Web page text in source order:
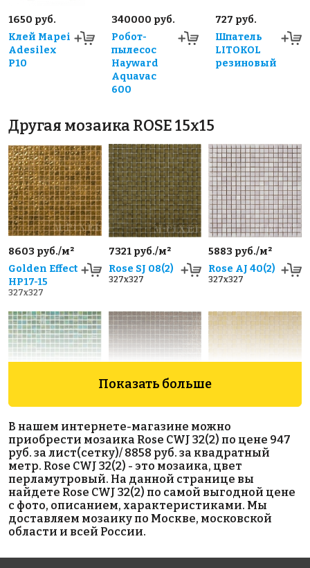
1650 руб.
Клей Mapei
Adesilex
P10
340000 руб.
Робот-
пылесос
Hayward
Aquavac
600
727 руб.
Шпатель
LITOKOL
резиновый
Другая мозаика ROSE 15x15
8603 руб./м²
Golden Effect
HP17-15
327x327
7321 руб./м²
Rose SJ 08(2)
327x327
5883 руб./м²
Rose AJ 40(2)
327x327
Rose WJ 28
327x327
Golden Effect
JN09-15
327x327
Rose WJ 35(2)
327x327
Показать больше
В нашем интернете-магазине можно
приобрести мозаика Rose CWJ 32(2) по цене 947
руб. за лист(сетку)/ 8858 руб. за квадратный
метр. Rose CWJ 32(2) - это мозаика, цвет
перламутровый. На данной странице вы
найдете Rose CWJ 32(2) по самой выгодной цене
с фото, описанием, характеристиками. Мы
доставляем мозаику по Москве, московской
области и всей России.